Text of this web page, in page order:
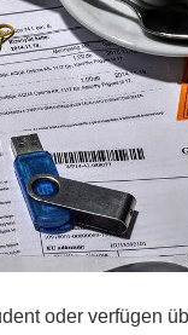
oder verfügen